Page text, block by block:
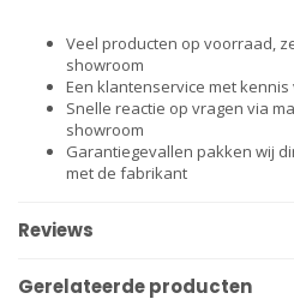
Veel producten op voorraad,
showroom
Een klantenservice met
Snelle reactie op vragen via
showroom
Garantiegevallen pakken wij
met de fabrikant
Reviews
Gerelateerde producten